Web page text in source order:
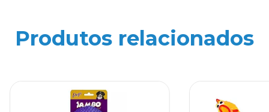
Produtos relacionados